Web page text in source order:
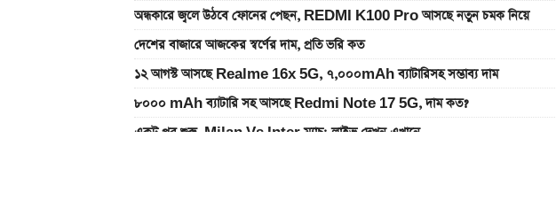
অন্ধকারে জ্বলে উঠবে ফোনের পেছন, REDMI K100 Pro আসছে নতুন চমক নিয়ে
দেশের বাজারে আজকের স্বর্ণের দাম, প্রতি ভরি কত
১২ আগস্ট আসছে Realme 16x 5G, ৭,০০০mAh ব্যাটারিসহ সম্ভাব্য দাম
৮০০০ mAh ব্যাটারি সহ আসছে Redmi Note 17 5G, দাম কত?
একটু পর শুরু, Milan Vs Inter ম্যাচ; লাইভ দেখুন এখানে